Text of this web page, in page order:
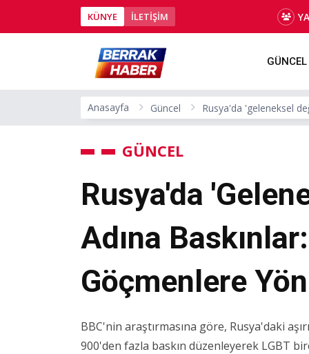
KÜNYE İLETİŞİM
GÜNCEL
Anasayfa Güncel Rusya'da 'geleneksel
GÜNCEL
Rusya'da
Adına
Göçmenlere
BBC'nin araştırmasına göre, Rusya'daki
900'den fazla baskın düzenleyerek LGBT